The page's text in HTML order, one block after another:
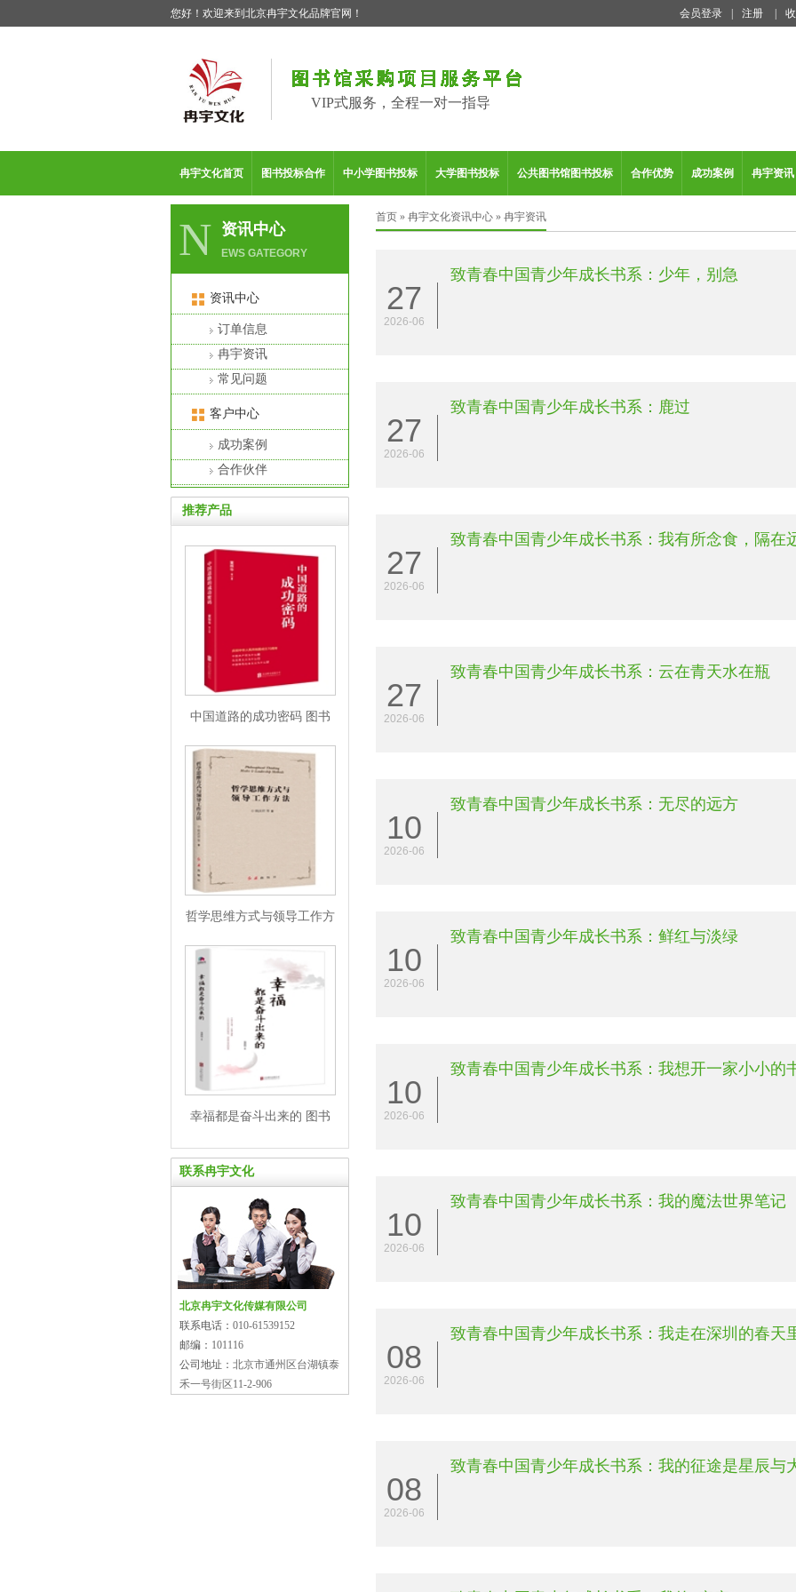
您好！欢迎来到北京冉宇文化品牌官网！ 会员登录 注册
VIP式服务，全程一对一指导
冉宇文化首页 图书投标合作 中小学图书投标 大学图书投标 公共图书馆图书投标 合作优势 成功案例 冉宇资讯
N 资讯中心
EWS GATEGORY
资讯中心
订单信息
冉宇资讯
常见问题
客户中心
成功案例
合作伙伴
推荐产品
中国道路的成功密码 图书
哲学思维方式与领导工作方
法红旗 图书批发市场
幸福都是奋斗出来的 图书
批发市场
联系冉宇文化
北京冉宇文化传媒有限公司
联系电话： 010-61539152
邮编： 101116
公司地址： 北京市通州区台湖镇泰
禾一号街区11-2-906
首页 » 冉宇文化资讯中心 » 冉宇资讯
27
2026-06
致青春中国青少年成长书系：少年，别急
27
2026-06
致青春中国青少年成长书系：鹿过
27
2026-06
致青春中国青少年成长书系：我有所念食，隔在
27
2026-06
致青春中国青少年成长书系：云在青天水在瓶
10
2026-06
致青春中国青少年成长书系：无尽的远方
10
2026-06
致青春中国青少年成长书系：鲜红与淡绿
10
2026-06
致青春中国青少年成长书系：我想开一家小小的
10
2026-06
致青春中国青少年成长书系：我的魔法世界笔记
08
2026-06
致青春中国青少年成长书系：我走在深圳的春天
08
2026-06
致青春中国青少年成长书系：我的征途是星辰与